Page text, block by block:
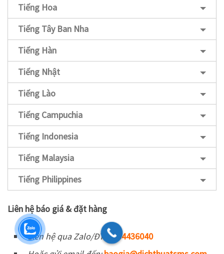
Tiếng Hoa
Tiếng Tây Ban Nha
Tiếng Hàn
Tiếng Nhật
Tiếng Lào
Tiếng Campuchia
Tiếng Indonesia
Tiếng Malaysia
Tiếng Philippines
Liên hệ báo giá & đặt hàng
Liên hệ qua Zalo/ĐT :0934436040